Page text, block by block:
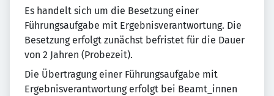
Es handelt sich um die Besetzung einer
Führungsaufgabe mit Ergebnisverantwortung. Die
Besetzung erfolgt zunächst befristet für die Dauer
von 2 Jahren (Probezeit).
Die Übertragung einer Führungsaufgabe mit
Ergebnisverantwortung erfolgt bei Beamt_innen